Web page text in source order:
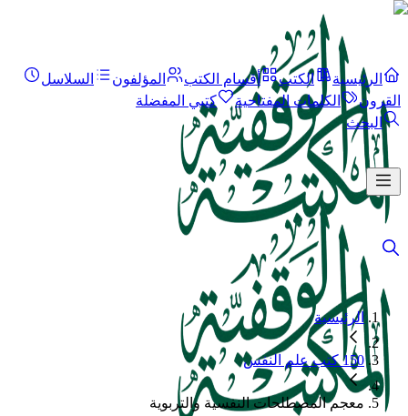
الرئيسية الكتب أقسام الكتب المؤلفون
السلاسل
القرون
الكلمات المفتاحية
كتبي المفضلة
البحث
الرئيسية
150 كتب علم النفس
معجم المصطلحات النفسية والتربوية